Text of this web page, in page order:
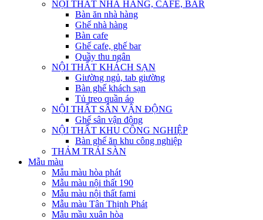
NỘI THẤT NHÀ HÀNG, CAFE, BAR
Bàn ăn nhà hàng
Ghế nhà hàng
Bàn cafe
Ghế cafe, ghế bar
Quầy thu ngân
NỘI THẤT KHÁCH SẠN
Giường ngủ, tab giường
Bàn ghế khách sạn
Tủ treo quần áo
NỘI THẤT SÂN VẬN ĐỘNG
Ghế sân vận động
NỘI THẤT KHU CÔNG NGHIỆP
Bàn ghế ăn khu công nghiệp
THẢM TRẢI SÀN
Mẫu màu
Mẫu màu hòa phát
Mẫu màu nội thất 190
Mẫu màu nội thất fami
Mẫu màu Tân Thịnh Phát
Mẫu mầu xuân hòa